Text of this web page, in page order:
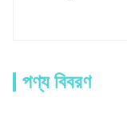
পণ্য বিবরণ